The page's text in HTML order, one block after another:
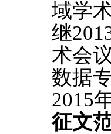
域学
继
术会
数据
2015
征文